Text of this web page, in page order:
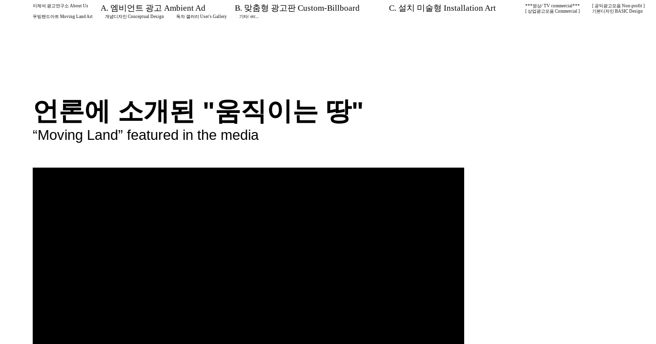
이제석 광고연구소 About Us A. 엠비언트 광고 Ambient Ad B. 맞춤형 광고판 Custom-Billboard C. 설치 미술형 Installation Art ***영상/ TV commercial***
[ 공익광고모음 Non-profit ]
[ 상업광고모음 Commercial ]
기본디자인 BASIC Design
무빙랜드아트 Moving Land Art
개념디자인 Conceptual Design 독자 갤러리 User's Gallery 기타/ etc...
언론에 소개된 "움직이는 땅"
“Moving Land” featured in the media